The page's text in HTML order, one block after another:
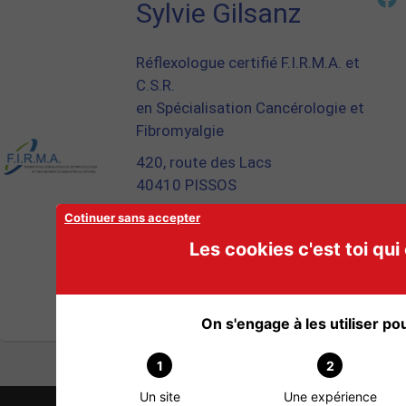
Sylvie Gilsanz
Réflexologue certifié F.I.R.M.A. et
C.S.R.
en Spécialisation Cancérologie et
Fibromyalgie
420, route des Lacs
40410 PISSOS
Téléphone : 06 85 17 60 38
Site Internet :
http://www.reflexologue-sylvie-
0 Commentaire
Cotinuer sans accepter
Les cookies c'est toi qui
On s'engage à les utiliser
1
Un site
2
Une expérience